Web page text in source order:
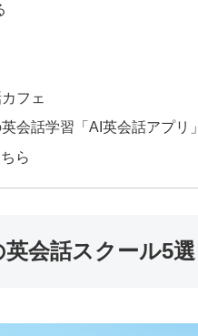
フェ
会話学習「AI英会話アプリ」
ら
会話スクール5選